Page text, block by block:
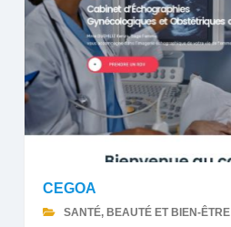
CEGOA
SANTÉ, BEAUTÉ ET BIEN-ÊTRE